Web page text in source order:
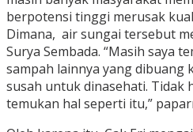
berpotensi tinggi merusak
Dimana, air sungai tersebut
Surya Sembada. “Masih saya
sampah lainnya yang dibuang
susah untuk dinasehati. Tidak
temukan hal seperti itu,”